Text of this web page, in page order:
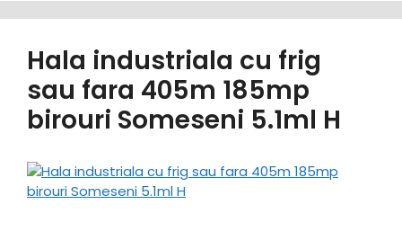
Hala industriala cu frig
sau fara 405m 185mp
birouri Someseni 5.1ml H